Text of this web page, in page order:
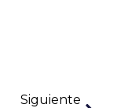
Siguiente